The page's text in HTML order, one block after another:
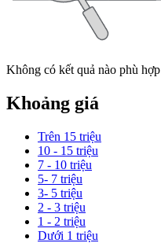
Không có kết quả nào phù hợp
Khoảng giá
Trên 15 triệu
10 - 15 triệu
7 - 10 triệu
5- 7 triệu
3- 5 triệu
2 - 3 triệu
1 - 2 triệu
Dưới 1 triệu